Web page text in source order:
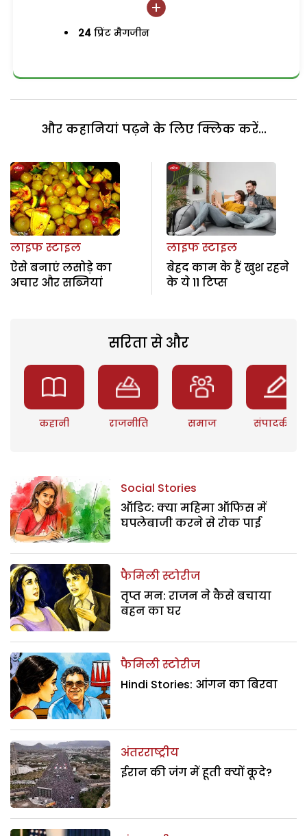
24 प्रिंट मैगजीन
और कहानियां पढ़ने के लिए क्लिक करें...
लाइफ स्टाइल
ऐसे बनाएं लसोड़े का
अचार और सब्जियां
लाइफ स्टाइल
बेहद काम के हैं खुश रहने
के ये 11 टिप्स
सरिता से और
कहानी राजनीति समाज संपादकीय
Social Stories
ऑडिट: क्या महिमा ऑफिस में
घपलेबाजी करने से रोक पाई
फैमिली स्टोरीज
तृप्त मन: राजन ने कैसे बचाया
बहन का घर
फैमिली स्टोरीज
Hindi Stories: आंगन का बिरवा
अंतरराष्ट्रीय
ईरान की जंग में हूती क्यों कूदे?